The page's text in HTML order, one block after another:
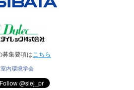
募集要項は こちら
室内環境学会